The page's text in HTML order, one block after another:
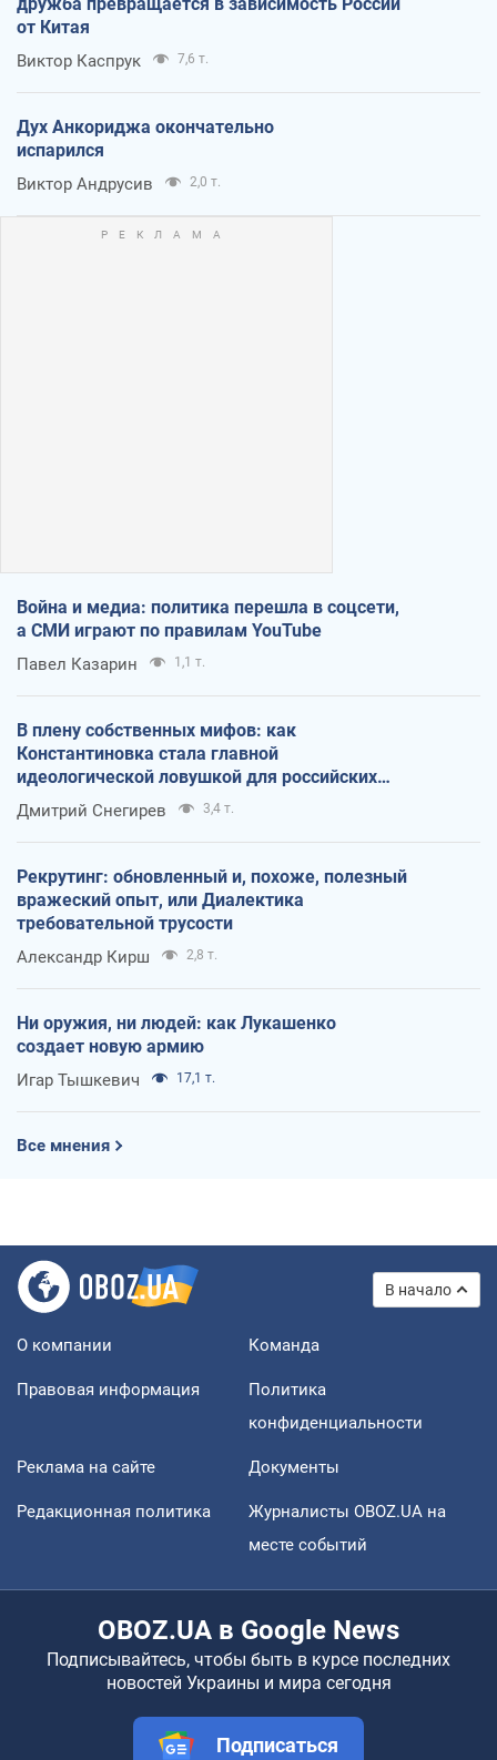
от Китая
Виктор Каспрук 7,6 т.
Дух Анкориджа окончательно
испарился
Виктор Андрусив 2,0 т.
Война и медиа: политика перешла в соцсети,
а СМИ играют по правилам YouTube
Павел Казарин 1,1 т.
В плену собственных мифов: как
Константиновка стала главной
идеологической ловушкой для российских
оккупантов
Дмитрий Снегирев 3,4 т.
Рекрутинг: обновленный и, похоже, полезный
вражеский опыт, или Диалектика
требовательной трусости
Александр Кирш 2,8 т.
Ни оружия, ни людей: как Лукашенко
создает новую армию
Игар Тышкевич 17,1 т.
Все мнения
В начало
О компании Команда
Правовая информация
Политика
конфиденциальности
Реклама на сайте Документы
Редакционная политика
Журналисты OBOZ.UA на
месте событий
OBOZ.UA в Google News
Подписывайтесь, чтобы быть в курсе последних
новостей Украины и мира сегодня
Подписаться